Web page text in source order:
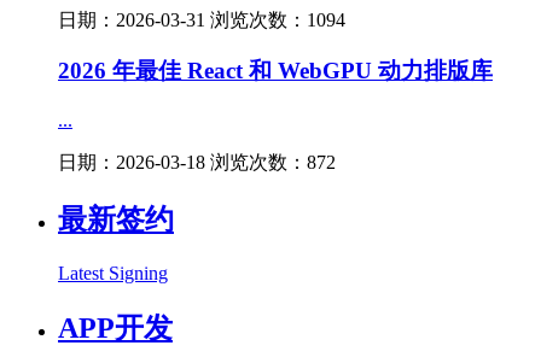
日期：2026-03-31 浏览次数：1094
2026 年最佳 React 和 WebGPU 动力排版库
...
日期：2026-03-18 浏览次数：872
最新签约
Latest Signing
APP开发